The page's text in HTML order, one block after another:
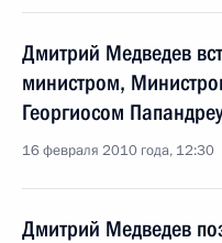
Дмитрий Медведев
министром,
Георгиосом Папандреу
16 февраля 2010 года, 12:30
Дмитрий Медведев